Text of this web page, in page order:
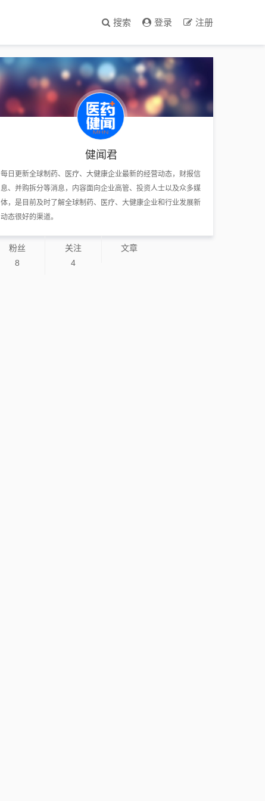
搜索 登录 注册
健闻君
每日更新全球制药、医疗、大健康企业最新的经营动态，财报信
息、并购拆分等消息，内容面向企业高管、投资人士以及众多媒
体，是目前及时了解全球制药、医疗、大健康企业和行业发展新
动态很好的渠道。
粉丝
8
关注
4
文章